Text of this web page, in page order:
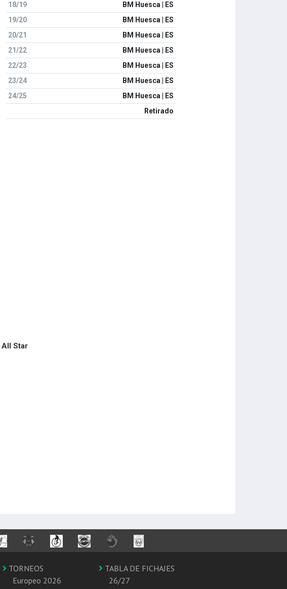
18/19
BM Huesca | ES
19/20
BM Huesca | ES
20/21
BM Huesca | ES
21/22
BM Huesca | ES
22/23
BM Huesca | ES
23/24
BM Huesca | ES
24/25
BM Huesca | ES
Retirado
Star
TORNEOS
Europeo 2026
TABLA DE FICHAJES
26/27